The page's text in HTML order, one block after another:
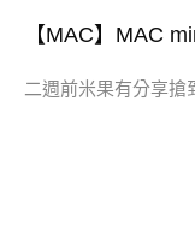
【MAC】MAC
二週前米果有分享搶